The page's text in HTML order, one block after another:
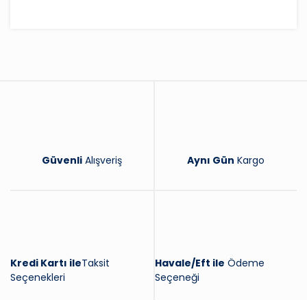
Güvenli Alışveriş Aynı Gün Kargo
Kredi Kartı ileTaksit
Seçenekleri
Havale/Eft ile Ödeme
Seçeneği